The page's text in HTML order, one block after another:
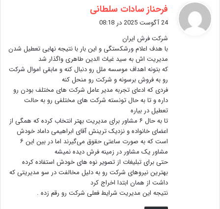
فرحناز سادات سلطانی
24 آگوست 2025 در 08:18
شرکت فرش ایران
با هدف اعلام ورشکستگی و این بار با نتیجه نهایی تعطیل شدن
مدیریت اش به سید غیاث الدین طاهری واگذار شد
که بتونه اهداف موسسه ملل رو دنبال کنه و مابقی اموال شرکت
رو به فروش برسونه و شرکت رو منحل کنه
فردی که ادعای تجربه مدیر عامل شرکت های مختلف بودن رو
داره و تا به حال تونسته شرکت های مختلفی رو به حالت
تعطیل در بیاره
تا به حال ۶ مشاور برای مدیریت بهتر انتخاب کرده که همگی از
اعضای خانواده و نزدیک ترینش آقای ابراهیمی داماد خودش
است که به صورت ساعتی حقوق می‌گیرند اما در بین این ۶
مشاور یک مشاور در زمینه فرش دیده نمیشه
حتی برای تبلیغات از تصویر نوه های خودش استفاده کرده
بهترین نیروهای شرکت رو به دلیل مخالفت در سو مدیریتی که
داشت از همان ابتدا اخراج کرد
نتیجه این مدیریت شرایط فعلی شرکت رو رقم زده .